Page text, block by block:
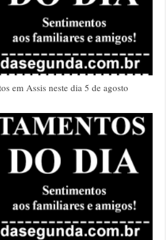
em Assis neste dia 5 de agosto